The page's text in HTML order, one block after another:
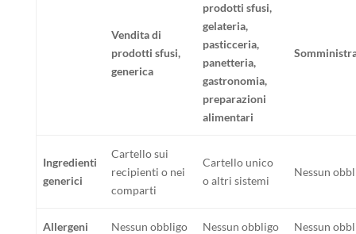
Vendita di
prodotti sfusi,
generica
prodotti sfusi,
gelateria,
pasticceria,
panetteria,
gastronomia,
preparazioni
alimentari
Ingredienti
generici
Cartello sui
recipienti o nei
comparti
Cartello unico
o altri sistemi
Nessun
Allergeni Nessun obbligo Nessun obbligo Nessun